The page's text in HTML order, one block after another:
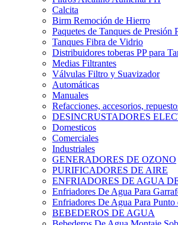
Calcita
Birm Remoción de Hierro
Paquetes de Tanques de Presión
Tanques Fibra de Vidrio
Distribuidores toberas PP para
Medias Filtrantes
Válvulas Filtro y Suavizador
Automáticas
Manuales
Refacciones, accesorios,
DESINCRUSTADORES
Domesticos
Comerciales
Industriales
GENERADORES DE OZONO
PURIFICADORES DE AIRE
ENFRIADORES DE AGUA
Enfriadores De Agua Para
Enfriadores De Agua Para Punto
BEBEDEROS DE AGUA